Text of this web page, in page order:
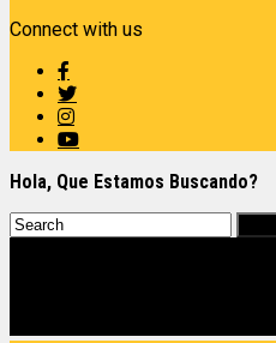
Connect with us
Hola, Que Estamos Buscando?